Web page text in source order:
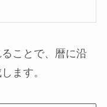
ことで、暦に沿
ます。